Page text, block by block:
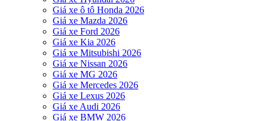
Giá xe ô tô Honda 2026
Giá xe Mazda 2026
Giá xe Ford 2026
Giá xe Kia 2026
Giá xe Mitsubishi 2026
Giá xe Nissan 2026
Giá xe MG 2026
Giá xe Mercedes 2026
Giá xe Lexus 2026
Giá xe Audi 2026
Giá xe BMW 2026